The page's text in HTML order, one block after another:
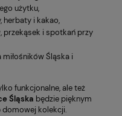
użytku,
herbaty i kakao,
przekąsek i spotkań przy
Śląska i
funkcjonalne, ale też
Śląska będzie pięknym
domowej kolekcji.